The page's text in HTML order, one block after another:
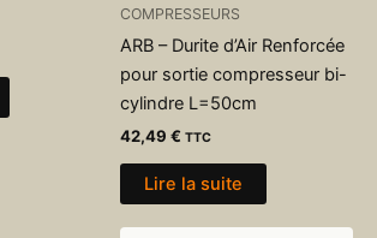
COMPRESSEURS
ARB – Durite d’Air Renforcée
pour sortie compresseur bi-
cylindre L=50cm
42,49 € TTC
Lire la suite